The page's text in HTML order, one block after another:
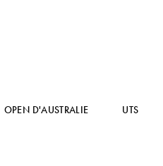
OPEN D'AUSTRALIE UTS